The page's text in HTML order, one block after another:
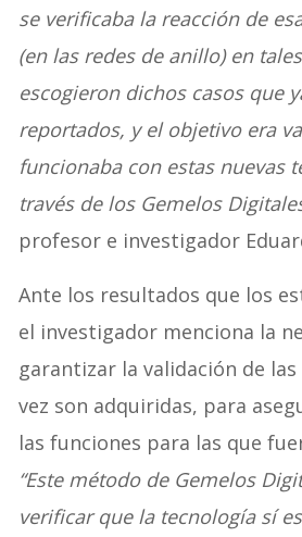
se verificaba la reacción de
(en las redes de anillo) en
escogieron dichos casos que
reportados, y el objetivo era
funcionaba con estas nuevas
través de los Gemelos
profesor e investigador
Ante los resultados que los
el investigador menciona la
garantizar la validación de
vez son adquiridas, para
las funciones para las que
“Este método de Gemelos
verificar que la tecnología sí